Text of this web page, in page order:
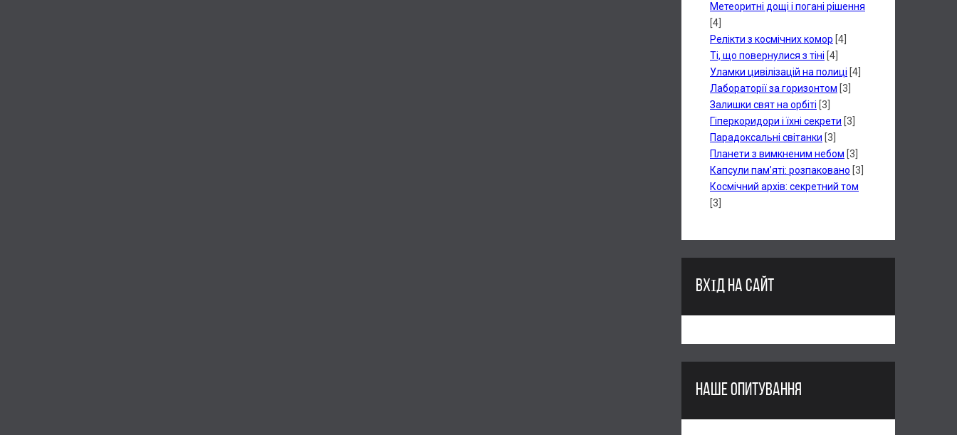
Метеоритні дощі і погані рішення
[4]
Релікти з космічних комор [4]
Ті, що повернулися з тіні [4]
Уламки цивілізацій на полиці [4]
Лабораторії за горизонтом [3]
Залишки свят на орбіті [3]
Гіперкоридори і їхні секрети [3]
Парадоксальні світанки [3]
Планети з вимкненим небом [3]
Капсули пам’яті: розпаковано [3]
Космічний архів: секретний том
[3]
ВХІД НА САЙТ
НАШЕ ОПИТУВАННЯ